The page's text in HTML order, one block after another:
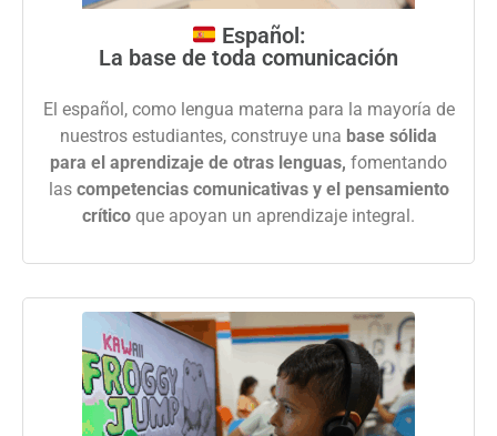
Español:
La base de toda comunicación
El español, como lengua materna para la mayoría de
nuestros estudiantes, construye una base sólida
para el aprendizaje de otras lenguas, fomentando
las competencias comunicativas y el pensamiento
crítico que apoyan un aprendizaje integral.